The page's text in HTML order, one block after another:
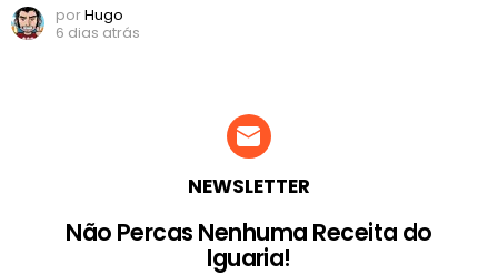
porHugo
6 dias atrás
NEWSLETTER
Não Percas Nenhuma Receita do
Iguaria!